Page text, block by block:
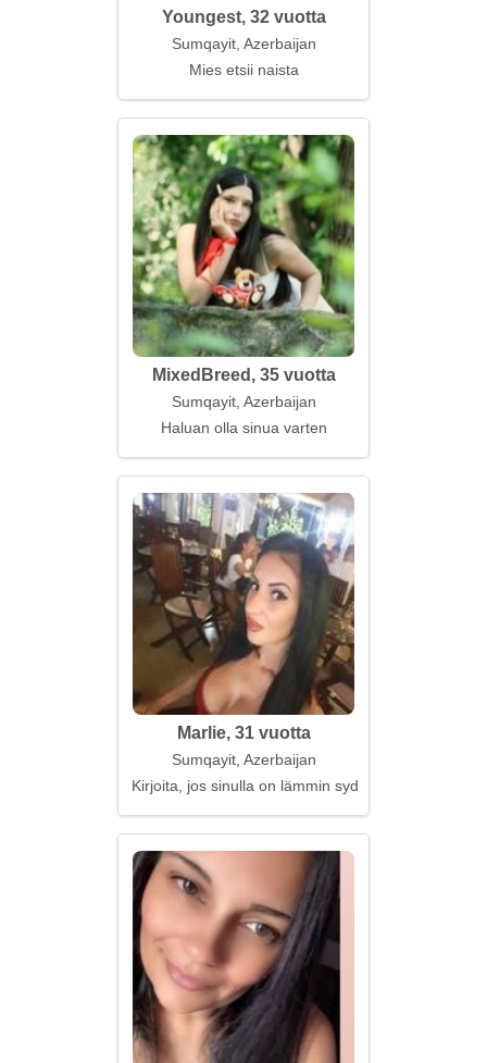
Youngest, 32 vuotta
Sumqayit, Azerbaijan
Mies etsii naista
MixedBreed, 35 vuotta
Sumqayit, Azerbaijan
Haluan olla sinua varten
Marlie, 31 vuotta
Sumqayit, Azerbaijan
Kirjoita, jos sinulla on lämmin sydän